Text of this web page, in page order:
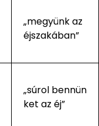
„megyünk az
éjszakában”
„súrol bennün
ket az éj”